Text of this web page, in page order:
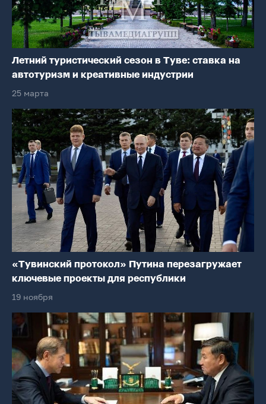
Летний туристический сезон в Туве: ставка на
автотуризм и креативные индустрии
25 марта
«Тувинский протокол» Путина перезагружает
ключевые проекты для республики
19 ноября